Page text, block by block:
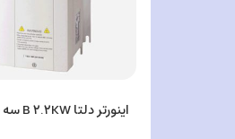
اینورتر دلتا B ۲.۲KW سه فاز